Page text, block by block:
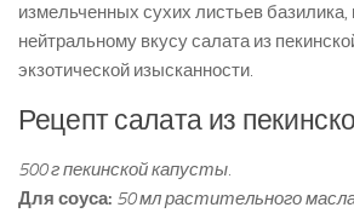
измельченных сухих листьев базилика,
нейтральному вкусу салата из
экзотической изысканности.
Рецепт салата из
500 г пекинской капусты.
Для соуса: 50 мл растительного